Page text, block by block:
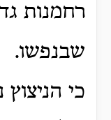
רחמנות
שבנפשו.
כי